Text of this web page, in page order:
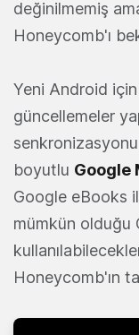
değinilmemiş
Honeycomb'ı
Yeni Android için
güncellemeler
boyutlu Google
Google eBooks
mümkün olduğu
Honeycomb'ın